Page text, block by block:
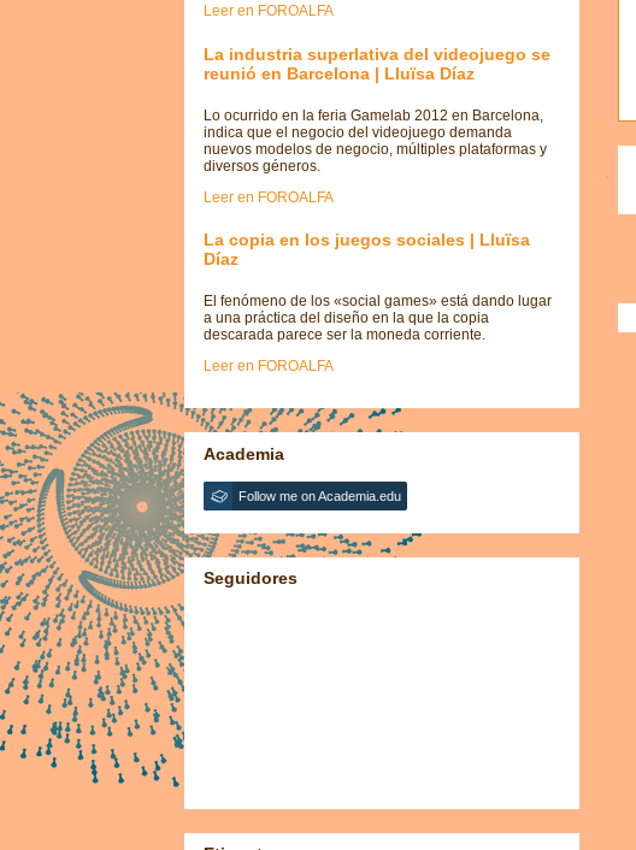
Leer en FOROALFA
La industria superlativa del videojuego se
reunió en Barcelona | Lluïsa Díaz
Lo ocurrido en la feria Gamelab 2012 en Barcelona,
indica que el negocio del videojuego demanda
nuevos modelos de negocio, múltiples plataformas y
diversos géneros.
Leer en FOROALFA
La copia en los juegos sociales | Lluïsa
Díaz
El fenómeno de los «social games» está dando lugar
a una práctica del diseño en la que la copia
descarada parece ser la moneda corriente.
Leer en FOROALFA
Academia
Follow me on Academia.edu
Seguidores